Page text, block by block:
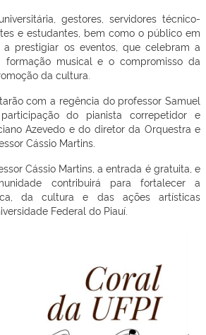
gestores, servidores técnico-
e estudantes, bem como o público em
prestigiar os eventos, que celebram a
formação musical e o compromisso da
da cultura.
com a regência do professor Samuel
do pianista correpetidor e
Azevedo e do diretor da Orquestra e
Cássio Martins.
Cássio Martins, a entrada é gratuita, e
contribuirá para fortalecer a
da cultura e das ações artísticas
Federal do Piauí.